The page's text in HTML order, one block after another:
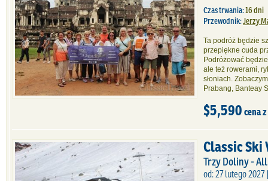
Czas trwania:16 dni
Przewodnik:Jerzy
Ta podróż będzie
przepiękne cuda
Podróżować
ale też rowerami,
słoniach.
Prabang, Banteay
$5,590 cena
Classic Ski
Trzy Doliny -
od: 27 lutego 2027